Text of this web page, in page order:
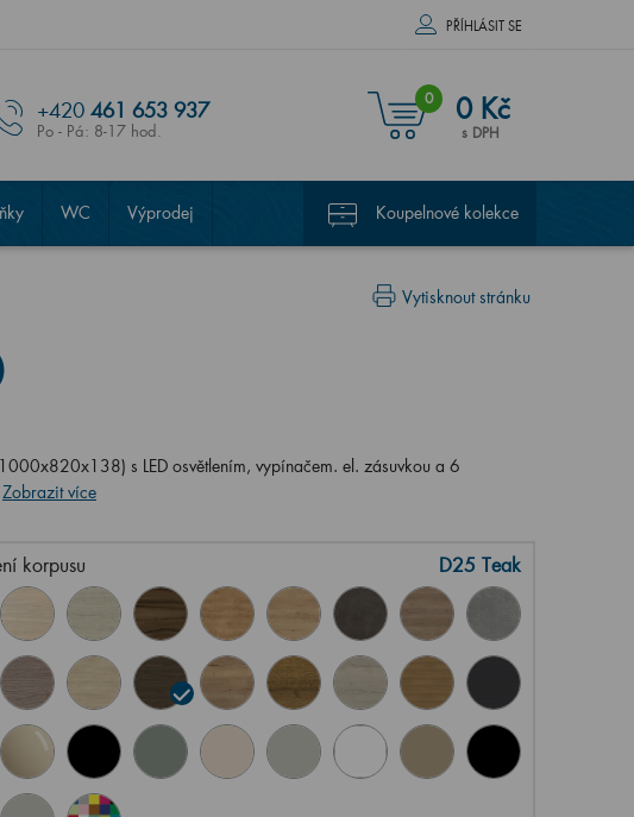
PŘÍHLÁSIT SE
+420 461 653 937
Po - Pá: 8-17 hod.
0 0 Kč
s DPH
WC Výprodej Koupelnové kolekce
Vytisknout stránku
s LED osvětlením, vypínačem. el. zásuvkou a 6
Zobrazit více
korpusu D25 Teak